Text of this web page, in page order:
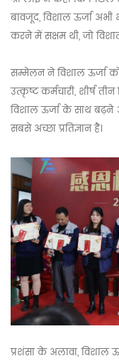
बावजूद, विशाल ऊर्जा अभी
करने में सक्षम थी, जो
सम्मेलन ने विशाल ऊर्जा
उत्कृष्ट कर्मचारी, शीर्ष
विशाल ऊर्जा के साथ बढ़ने
सबसे अच्छा प्रतिज्ञान है।
प्रशंसा के अलावा, विशाल